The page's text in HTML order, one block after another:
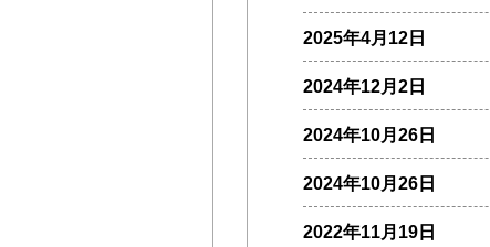
2025年4月12日
2024年12月2日
2024年10月26日
2024年10月26日
2022年11月19日